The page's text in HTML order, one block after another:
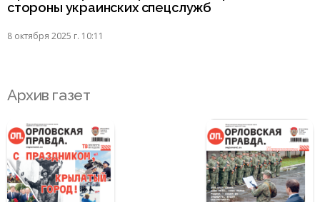
стороны украинских спецслужб
8 октября 2025 г. 10:11
Архив газет